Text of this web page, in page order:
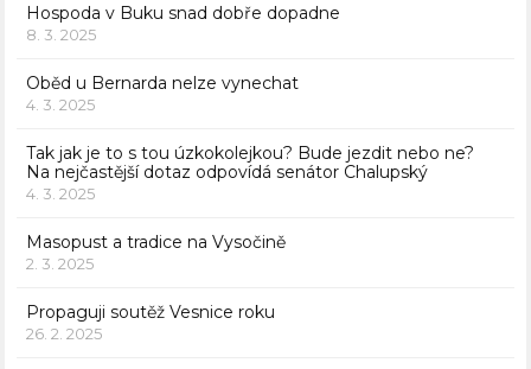
Hospoda v Buku snad dobře dopadne
8. 3. 2025
Oběd u Bernarda nelze vynechat
4. 3. 2025
Tak jak je to s tou úzkokolejkou? Bude jezdit nebo ne?
Na nejčastější dotaz odpovídá senátor Chalupský
4. 3. 2025
Masopust a tradice na Vysočině
2. 3. 2025
Propaguji soutěž Vesnice roku
26. 2. 2025